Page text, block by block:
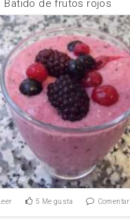
Batido de frutos rojos
Leer 5 Me gusta Comentar